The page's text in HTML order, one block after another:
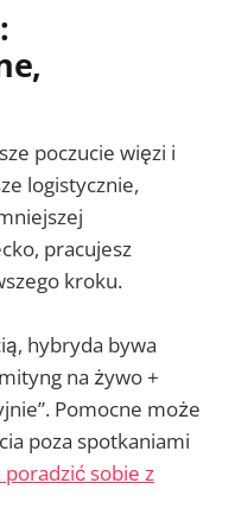
poczucie więzi i
logistycznie,
pracujesz
kroku.
hybryda bywa
na żywo +
Pomocne może
poza spotkaniami
poradzić sobie z